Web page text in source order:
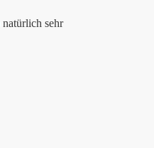
natürlich sehr